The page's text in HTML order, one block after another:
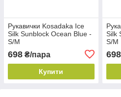
Рукавички Kosadaka Ice
Silk Sunblock Ocean Blue -
S/M
698 ₴/пара
Купити
Silk
S/M
698